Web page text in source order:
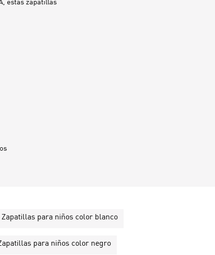
estas zapatillas
Zapatillas para niños color blanco
para niños color negro